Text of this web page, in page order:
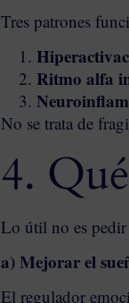
Tres patrones
Ritmo alfa
No se trata de
4.
Lo útil no es pedir
a) Mejorar el
El regulador